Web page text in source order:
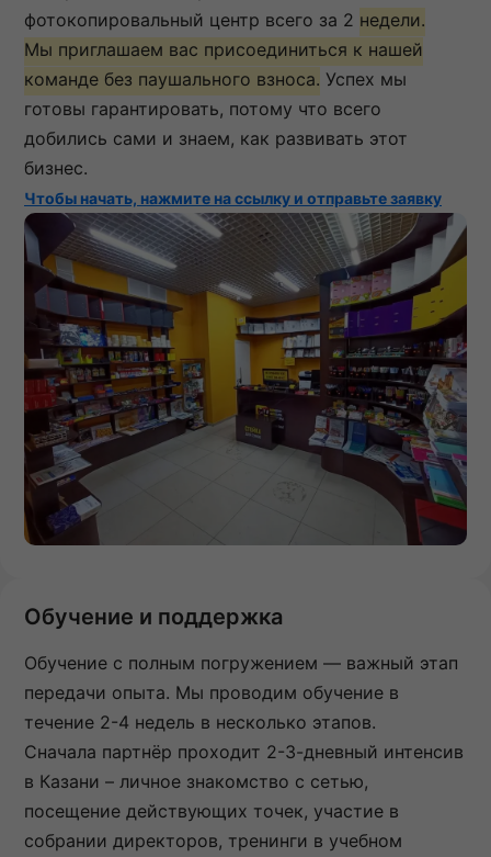
фотокопировальный центр всего за 2 недели.
Мы приглашаем вас присоединиться к нашей
команде без паушального взноса. Успех мы
готовы гарантировать, потому что всего
добились сами и знаем, как развивать этот
бизнес.
Чтобы начать, нажмите на ссылку и отправьте заявку
Обучение и поддержка
Обучение с полным погружением — важный этап
передачи опыта. Мы проводим обучение в
течение 2-4 недель в несколько этапов.
Сначала партнёр проходит 2-3-дневный интенсив
в Казани – личное знакомство с сетью,
посещение действующих точек, участие в
собрании директоров, тренинги в учебном